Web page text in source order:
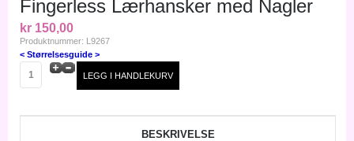
Fingerless Lærhansker med Nagler
kr 150,00
Produktnummer: L9267
< Størrelsesguide >
BESKRIVELSE